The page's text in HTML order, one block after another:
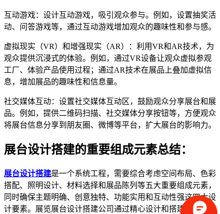
互动游戏：设计互动游戏，吸引观众参与。例如，设置抽奖活
动、问答游戏等，通过互动游戏增加观众的趣味性和参与感。
虚拟现实（VR）和增强现实（AR）：利用VR和AR技术，为
观众提供沉浸式的体验。例如，通过VR设备让观众虚拟参观
工厂、体验产品使用过程；通过AR技术在展品上叠加虚拟信
息，增加展品的趣味性和信息量。
社交媒体互动：设置社交媒体互动区，鼓励观众分享展台和展
品。例如，提供二维码扫描、社交媒体分享按钮等，方便观众
将展台信息分享到朋友圈、微博等平台，扩大展台的影响力。
展台设计搭建的重要组成元素总结：
展台设计搭建是一个系统工程，需要综合考虑空间布局、色彩
搭配、照明设计、材料选择和展品陈列等五大重要组成元素，
同时确保主题明确、创意独特、功能实用和互动性强这四大设
计要素。展览展台设计搭建公司通过精心设计和搭建，您的展